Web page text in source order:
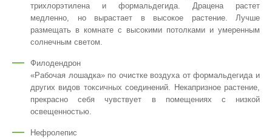
трихлорэтилена и формальдегида. Драцена растет
медленно, но вырастает в высокое растение. Лучше
размещать в комнате с высокими потолками и умеренным
солнечным светом.
Филодендрон
«Рабочая лошадка» по очистке воздуха от формальдегида и
других видов токсичных соединений. Некапризное растение,
прекрасно себя чувствует в помещениях с низкой
освещенностью.
Нефролепис